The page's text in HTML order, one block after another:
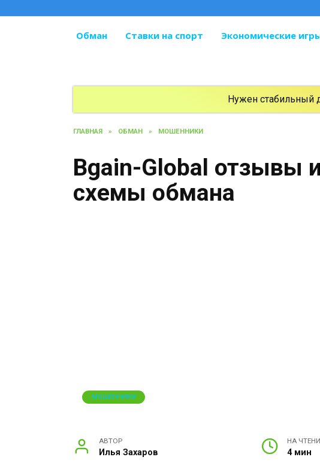
Обман Ставки на спорт Экономические
Нужен стабильный
ГЛАВНАЯ » ОБМАН » МОШЕННИКИ
Bgain-Global отзывы
схемы обмана
МОШЕННИКИ
АВТОР
Илья Захаров
НА
4 мин